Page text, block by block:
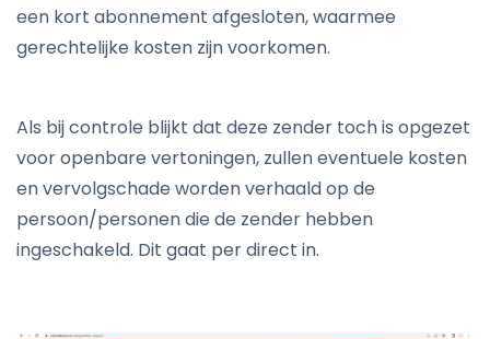
een kort abonnement afgesloten, waarmee
gerechtelijke kosten zijn voorkomen.
Als bij controle blijkt dat deze zender toch is opgezet
voor openbare vertoningen, zullen eventuele kosten
en vervolgschade worden verhaald op de
persoon/personen die de zender hebben
ingeschakeld. Dit gaat per direct in.